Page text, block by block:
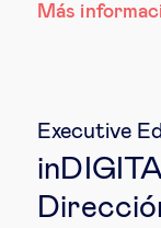
Más
Executive